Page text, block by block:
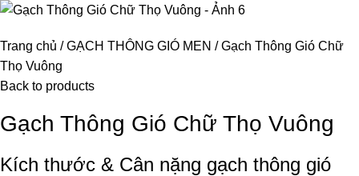
Trang chủ GẠCH THÔNG GIÓ MEN
Gạch Thông Gió Chữ
Thọ Vuông
Back to products
Gạch Thông Gió Chữ Thọ Vuông
Kích thước & Cân nặng gạch thông gió